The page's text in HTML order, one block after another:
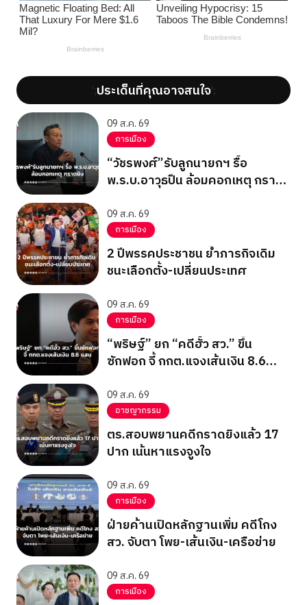
';ประเด็นที่คุณอาจสนใจ';
09 ส.ค. 69
การเมือง
“วัชรพงศ์”รับลูกนายกฯ รื้อ
พ.ร.บ.อาวุธปืน ล้อมคอกเหตุ กราด
09 ส.ค. 69
การเมือง
2 ปีพรรคประชาชน ย้ำภารกิจเดิม
ชนะเลือกตั้ง-เปลี่ยนประเทศ
09 ส.ค. 69
การเมือง
“พริษฐ์” ยก “คดีฮั้ว สว.” ขึ้น
ซักฟอก จี้ กกต.แจงเส้นเงิน 8.6
09 ส.ค. 69
อาชญากรรม
ตร.สอบพยานคดีกราดยิงแล้ว 17
ปาก เน้นหาแรงจูงใจ
09 ส.ค. 69
การเมือง
ฝ่ายค้านเปิดหลักฐานเพิ่ม คดีโกง
สว. จับตา โพย-เส้นเงิน-เครือข่าย
09 ส.ค. 69
การเมือง